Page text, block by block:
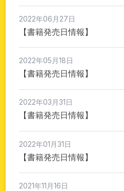
2022年06月27日
【書籍発売日情報】
2022年05月18日
【書籍発売日情報】
2022年03月31日
【書籍発売日情報】
2022年01月31日
【書籍発売日情報】
2021年11月16日